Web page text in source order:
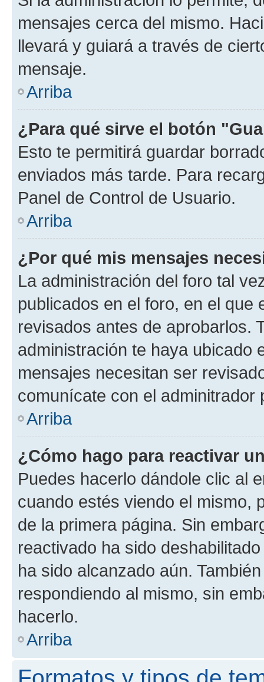
mensajes cerca del mismo.
llevará y guiará a través de
mensaje.
Arriba
¿Para qué sirve el botón
Esto te permitirá guardar
enviados más tarde. Para
Panel de Control de Usuario.
Arriba
¿Por qué mis mensajes
La administración del foro tal
publicados en el foro, en el
revisados antes de aprobarlos.
administración te haya ubicado
mensajes necesitan ser
comunícate con el
Arriba
¿Cómo hago para reactivar
Puedes hacerlo dándole clic al
cuando estés viendo el mismo,
de la primera página. Sin
reactivado ha sido
ha sido alcanzado aún.
respondiendo al mismo, sin
hacerlo.
Arriba